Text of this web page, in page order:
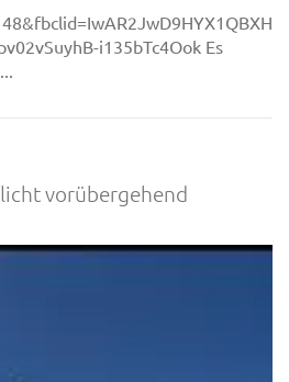
i135bTc4Ook Es
vorübergehend